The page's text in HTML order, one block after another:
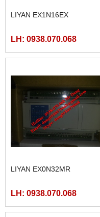
LIYAN EX1N16EX
LH: 0938.070.068
LIYAN EX0N32MR
LH: 0938.070.068